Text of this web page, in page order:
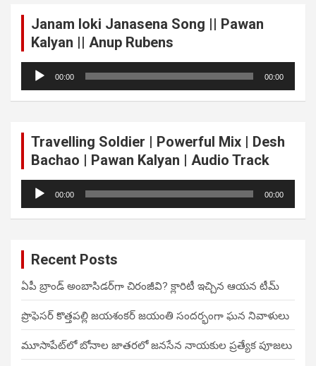
Janam loki Janasena Song || Pawan
Kalyan || Anup Rubens
Audio
Player
00:00 00:00
Travelling Soldier | Powerful Mix | Desh
Bachao | Pawan Kalyan | Audio Track
Audio
Player
00:00 00:00
Recent Posts
ఏపీ బ్రాండ్ అంబాసిడర్‌గా చిరంజీవి? క్లారిటీ ఇచ్చిన ఆయన టీమ్
ప్రొఫెసర్ కొత్తపల్లి జయశంకర్ జయంతి సందర్భంగా ఘన నివాళులు
మూసాపేట్‌లో బోనాల జాతరలో జనసేన నాయకుల ప్రత్యేక పూజలు